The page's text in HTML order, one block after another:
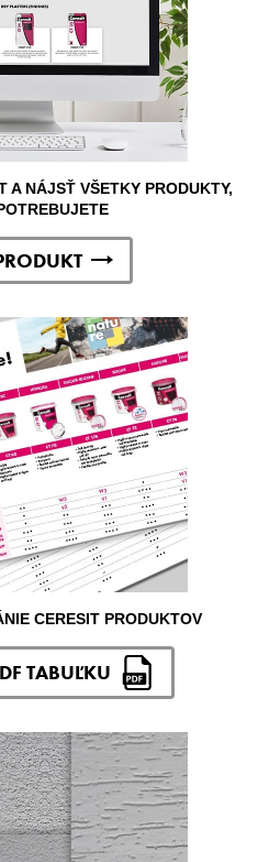
A NÁJSŤ VŠETKY PRODUKTY,
CERESIT PRODUKTOV
TABUĽKU